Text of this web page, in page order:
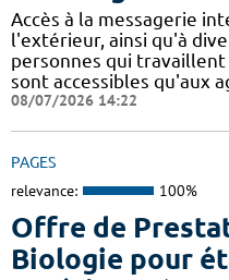
Accès à la messagerie
l'extérieur, ainsi qu'à
personnes qui travaillent
sont accessibles qu'aux
08/07/2026 14:22
PAGES
relevance: 100%
Offre de
Biologie pour